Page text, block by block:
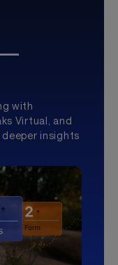
with
Virtual, and
insights